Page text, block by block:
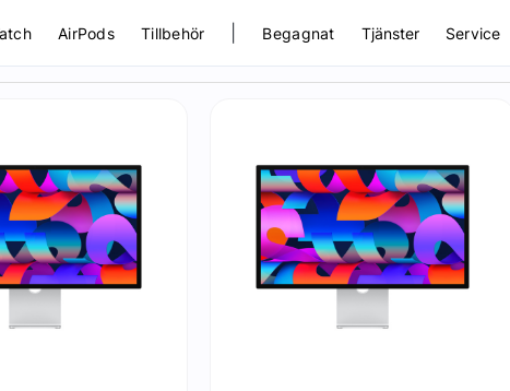
AirPods Tillbehör Begagnat Tjänster Service